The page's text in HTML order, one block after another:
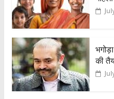
k
की